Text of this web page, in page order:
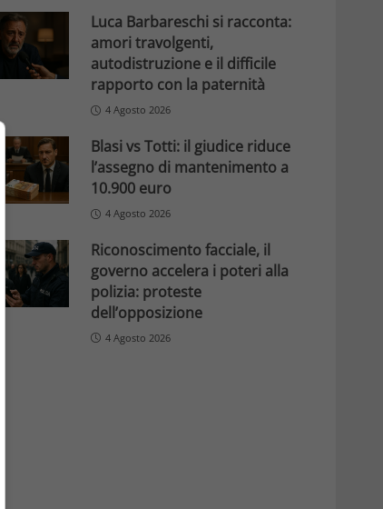
Luca Barbareschi si racconta:
amori travolgenti,
autodistruzione e il difficile
rapporto con la paternità
4 Agosto 2026
Blasi vs Totti: il giudice riduce
l’assegno di mantenimento a
10.900 euro
4 Agosto 2026
Riconoscimento facciale, il
governo accelera i poteri alla
polizia: proteste
dell’opposizione
4 Agosto 2026